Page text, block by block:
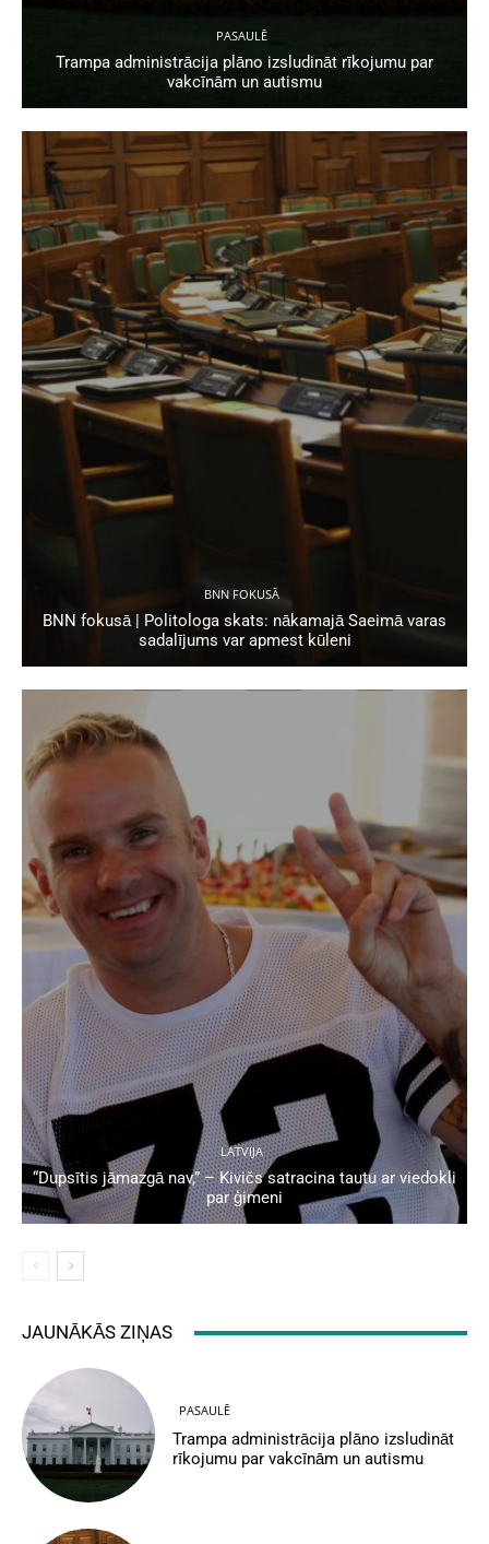
PASAULĒ
Trampa administrācija plāno izsludināt rīkojumu par
vakcīnām un autismu
BNN FOKUSĀ
BNN fokusā | Politologa skats: nākamajā Saeimā varas
sadalījums var apmest kūleni
LATVIJA
“Dupsītis jāmazgā nav,” – Kivičs satracina tautu ar viedokli
par ģimeni
JAUNĀKĀS ZIŅAS
PASAULĒ
Trampa administrācija plāno izsludināt
rīkojumu par vakcīnām un autismu